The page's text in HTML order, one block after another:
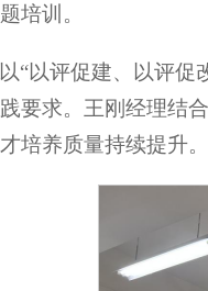
培训。
“以评促建、以评促
要求。王刚经理结
培养质量持续提升。